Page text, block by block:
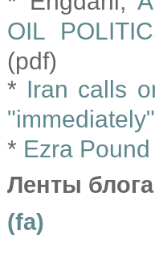
OIL
(pdf)
* Iran calls
"immediately"
* Ezra
Ленты
(fa)